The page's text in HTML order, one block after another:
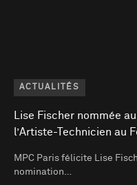
ACTUALITÉS
Lise Fischer nommée
l’Artiste-Technicien au
MPC Paris félicite Lise
nomination…